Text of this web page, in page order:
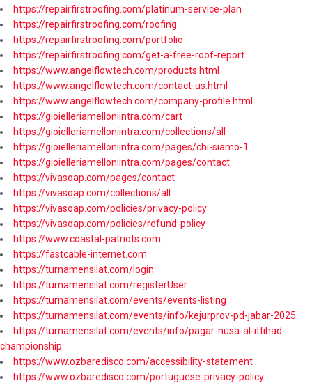
https://repairfirstroofing.com/platinum-service-plan
https://repairfirstroofing.com/roofing
https://repairfirstroofing.com/portfolio
https://repairfirstroofing.com/get-a-free-roof-report
https://www.angelflowtech.com/products.html
https://www.angelflowtech.com/contact-us.html
https://www.angelflowtech.com/company-profile.html
https://gioielleriamelloniintra.com/cart
https://gioielleriamelloniintra.com/collections/all
https://gioielleriamelloniintra.com/pages/chi-siamo-1
https://gioielleriamelloniintra.com/pages/contact
https://vivasoap.com/pages/contact
https://vivasoap.com/collections/all
https://vivasoap.com/policies/privacy-policy
https://vivasoap.com/policies/refund-policy
https://www.coastal-patriots.com
https://fastcable-internet.com
https://turnamensilat.com/login
https://turnamensilat.com/registerUser
https://turnamensilat.com/events/events-listing
https://turnamensilat.com/events/info/kejurprov-pd-jabar-2025
https://turnamensilat.com/events/info/pagar-nusa-al-ittihad-
championship
https://www.ozbaredisco.com/accessibility-statement
https://www.ozbaredisco.com/portuguese-privacy-policy